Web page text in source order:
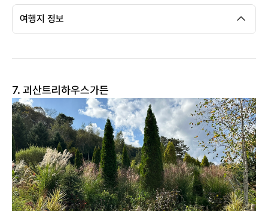
여행지 정보
7. 괴산트리하우스가든